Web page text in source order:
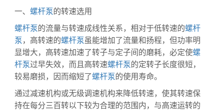
一、 螺杆泵的转速选用
螺杆泵的流量与转速成线性关系，相对于低转速的螺杆
泵，高转速的螺杆泵虽能增加了流量和扬程，但功率明
显增大，高转速加速了转子与定子间的磨耗，必定使螺
杆泵过早失效，而且高转速螺杆泵的定转子长度很短，
较易磨损，因而缩短了螺杆泵的使用寿命。
通过减速机构或无级调速机构来降低转速，使其转速保
持在每分三百转以下较为合理的范围内，与高速运转的